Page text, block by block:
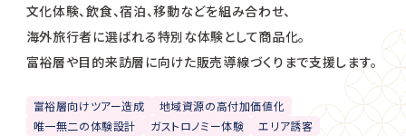
文化体験、飲食、宿泊、移動などを組み合わせ、
海外旅行者に選ばれる特別な体験として商品化。
富裕層や目的来訪層に向けた販売導線づくりまで支援します。
富裕層向けツアー造成
地域資源の高付加価値化
唯一無二の体験設計
ガストロノミー体験
エリア誘客